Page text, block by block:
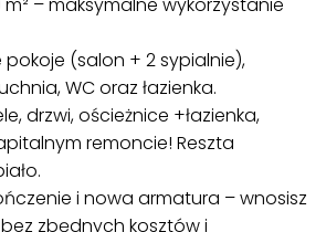
– maksymalne wykorzystanie
pokoje (salon + 2 sypialnie),
WC oraz łazienka.
drzwi, ościeżnice +łazienka,
remoncie! Reszta
i nowa armatura – wnosisz
zbędnych kosztów i